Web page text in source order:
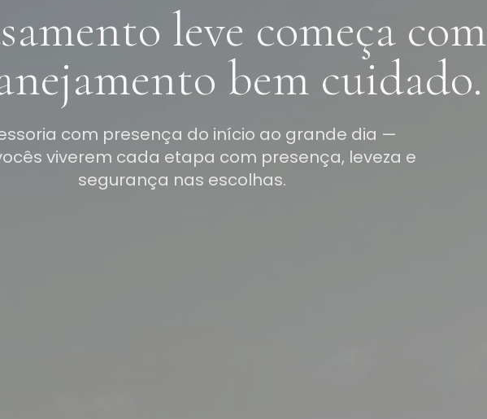
leve começa com
bem cuidado.
com presença do início ao grande dia —
viverem cada etapa com presença, leveza e
segurança nas escolhas.